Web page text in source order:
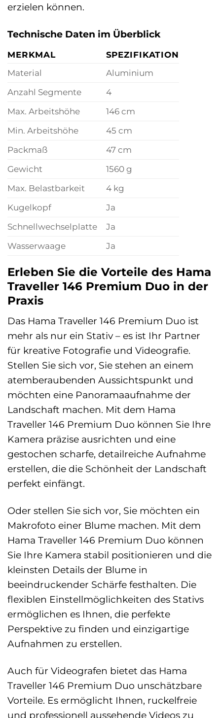
erzielen können.
Technische Daten im Überblick
MERKMAL
SPEZIFIKATION
Material
Aluminium
Anzahl Segmente
4
Max. Arbeitshöhe
146 cm
Min. Arbeitshöhe
45 cm
Packmaß
47 cm
Gewicht
1560 g
Max. Belastbarkeit
4 kg
Kugelkopf
Ja
Schnellwechselplatte
Ja
Wasserwaage
Ja
Erleben Sie die Vorteile des Hama
Traveller 146 Premium Duo in der
Praxis
Das Hama Traveller 146 Premium Duo ist
mehr als nur ein Stativ – es ist Ihr Partner
für kreative Fotografie und Videografie.
Stellen Sie sich vor, Sie stehen an einem
atemberaubenden Aussichtspunkt und
möchten eine Panoramaaufnahme der
Landschaft machen. Mit dem Hama
Traveller 146 Premium Duo können Sie Ihre
Kamera präzise ausrichten und eine
gestochen scharfe, detailreiche Aufnahme
erstellen, die die Schönheit der Landschaft
perfekt einfängt.
Oder stellen Sie sich vor, Sie möchten ein
Makrofoto einer Blume machen. Mit dem
Hama Traveller 146 Premium Duo können
Sie Ihre Kamera stabil positionieren und die
kleinsten Details der Blume in
beeindruckender Schärfe festhalten. Die
flexiblen Einstellmöglichkeiten des Stativs
ermöglichen es Ihnen, die perfekte
Perspektive zu finden und einzigartige
Aufnahmen zu erstellen.
Auch für Videografen bietet das Hama
Traveller 146 Premium Duo unschätzbare
Vorteile. Es ermöglicht Ihnen, ruckelfreie
und professionell aussehende Videos zu